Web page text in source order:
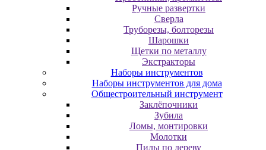
Ручные развертки
Сверла
Труборезы, болторезы
Шарошки
Щетки по металлу
Экcтpaктopы
Наборы инструментов
Наборы инструментов для дома
Общестроительный инструмент
Заклёпочники
Зубила
Ломы, монтировки
Молотки
Пилы по дереву